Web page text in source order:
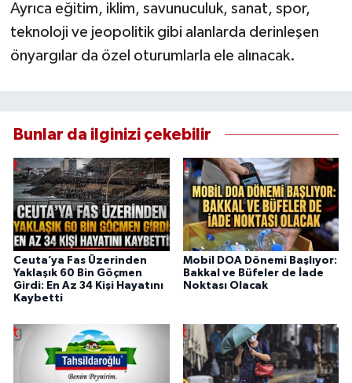
Ayrıca eğitim, iklim, savunuculuk, sanat, spor,
teknoloji ve jeopolitik gibi alanlarda derinleşen
önyargılar da özel oturumlarla ele alınacak.
Bunlar da ilginizi çekebilir
Ceuta’ya Fas Üzerinden
Yaklaşık 60 Bin Göçmen
Girdi: En Az 34 Kişi Hayatını
Kaybetti
Mobil DOA Dönemi Başlıyor:
Bakkal ve Büfeler de İade
Noktası Olacak